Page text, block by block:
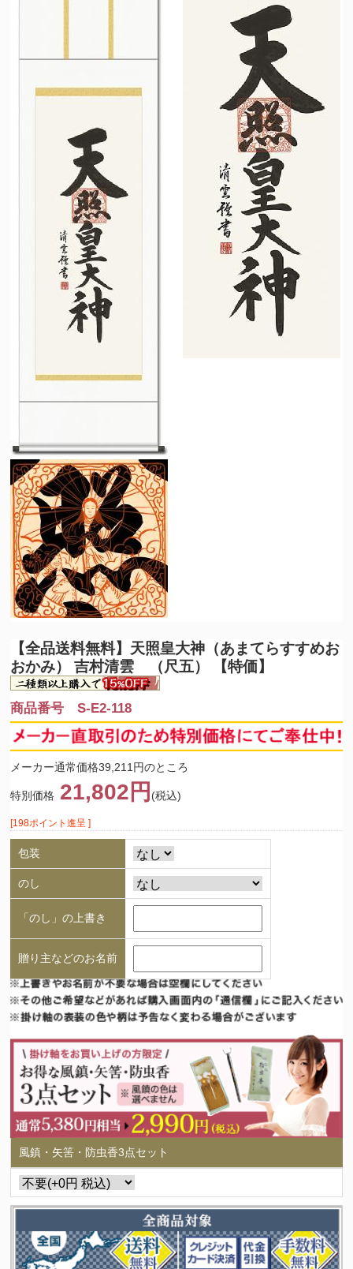
【全品送料無料】 天照皇大神（あまてらすすめお
おかみ） 吉村清雲 （尺五） 【特価】
商品番号 S-E2-118
メーカー通常価格39,211円のところ
特別価格 21,802円 (税込)
[198ポイント進呈 ]
包装
のし
「のし」の上書き
贈り主などのお名前
風鎮・矢筈・防虫香3点セット